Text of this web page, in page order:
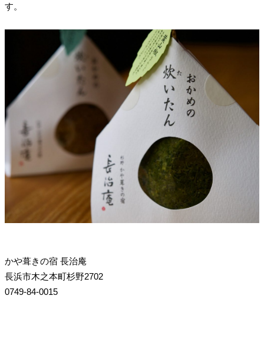
す。
かや葺きの宿 長治庵
長浜市木之本町杉野2702
0749-84-0015